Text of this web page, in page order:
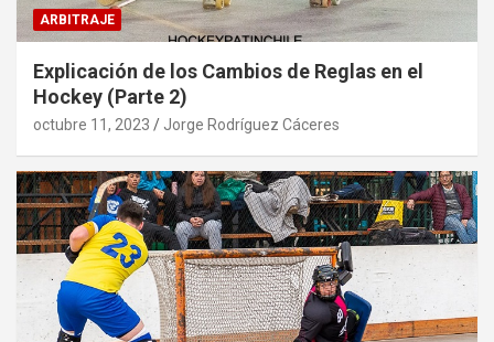
ARBITRAJE
Explicación de los Cambios de Reglas en el
Hockey (Parte 2)
octubre 11, 2023 Jorge Rodríguez Cáceres